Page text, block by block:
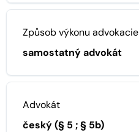
Způsob výkonu advokacie
samostatný advokát
Advokát
český (§ 5 ; § 5b)